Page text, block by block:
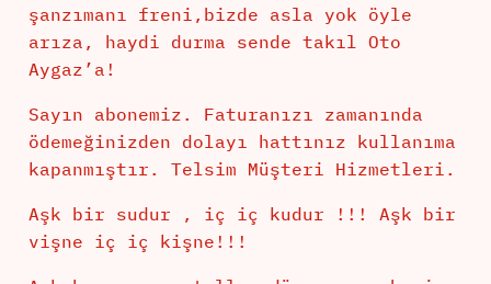
şanzımanı freni,bizde asla yok öyle
arıza, haydi durma sende takıl Oto
Aygaz’a!
Sayın abonemiz. Faturanızı zamanında
ödemeğinizden dolayı hattınız kullanıma
kapanmıştır. Telsim Müşteri Hizmetleri.
Aşk bir sudur , iç iç kudur !!! Aşk bir
vişne iç iç kişne!!!